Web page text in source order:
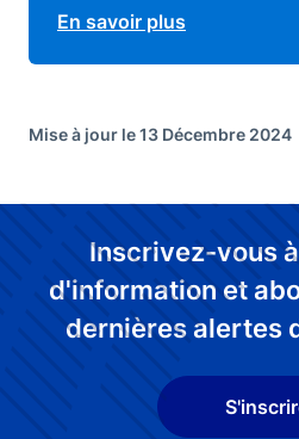
En savoir plus
Mise à jour le 13 Décembre 2024
Inscrivez-vous
d'information et
dernières alertes